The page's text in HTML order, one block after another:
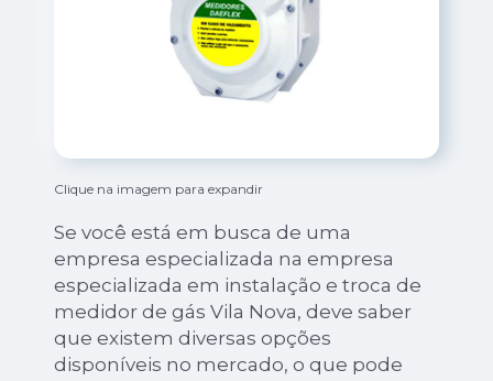
Clique na imagem para expandir
Se você está em busca de uma
empresa especializada na empresa
especializada em instalação e troca de
medidor de gás Vila Nova, deve saber
que existem diversas opções
disponíveis no mercado, o que pode